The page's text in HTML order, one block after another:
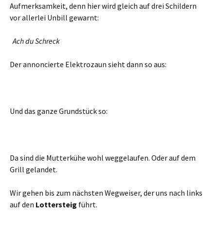
Aufmerksamkeit, denn hier wird gleich auf drei Schildern
vor allerlei Unbill gewarnt:
Ach du Schreck
Der annoncierte Elektrozaun sieht dann so aus:
Und das ganze Grundstück so:
Da sind die Mutterkühe wohl weggelaufen. Oder auf dem
Grill gelandet.
Wir gehen bis zum nächsten Wegweiser, der uns nach links
auf den Lottersteig führt.